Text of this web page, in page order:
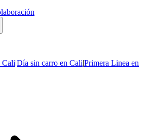
Cali|Día sin carro en Cali|Primera Linea en